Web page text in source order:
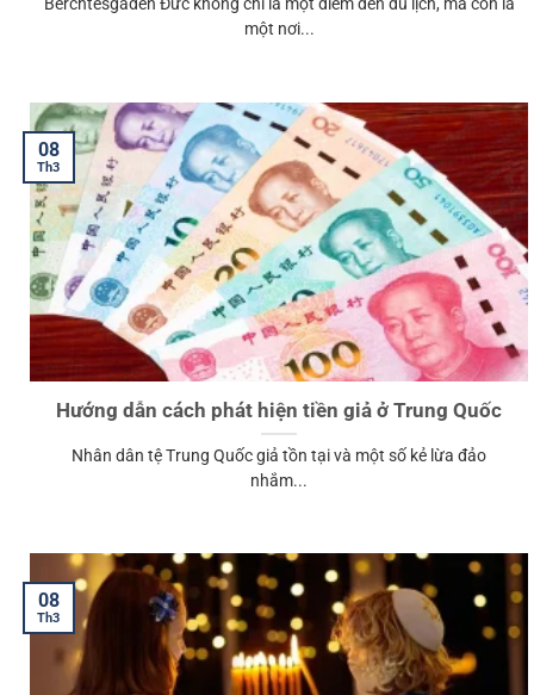
Berchtesgaden Đức không chỉ là một điểm đến du lịch, mà còn là
một nơi...
Hướng dẫn cách phát hiện tiền giả ở Trung Quốc
Nhân dân tệ Trung Quốc giả tồn tại và một số kẻ lừa đảo
nhắm...
08
Th3
08
Th3